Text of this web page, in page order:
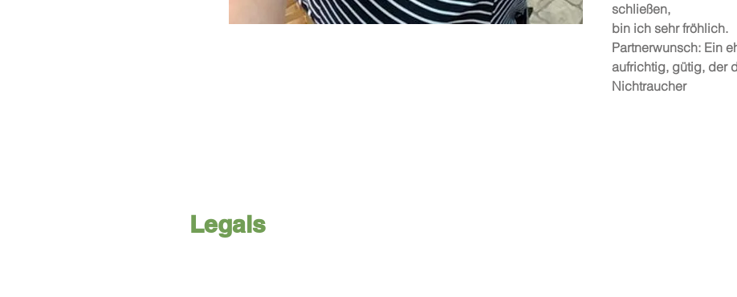
schließen,
bin ich sehr fröhlich.
Partnerwunsch: Ein
aufrichtig, gütig, der
Nichtraucher
Legals